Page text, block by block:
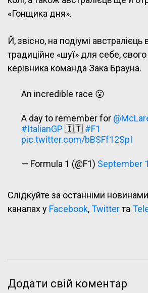
«Гонщика дня».
Й, звісно, на подіумі
традиційне «шуї» для себе,
керівника команда Зака Брауна.
An incredible race 😮
A day to remember for
#ItalianGP 🇮🇹 #F1
pic.twitter.com/bBSFf12SpI
— Formula 1 (@F1) September
Слідкуйте за останніми
каналах у Facebook,Twitterта
Додати свій коментар